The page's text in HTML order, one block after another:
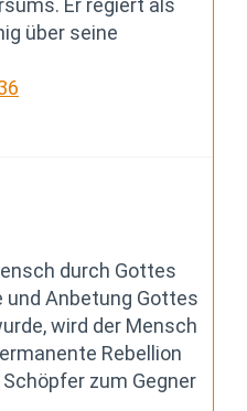
über seine
durch Gottes
und Anbetung Gottes
wird der Mensch
Rebellion
zum Gegner